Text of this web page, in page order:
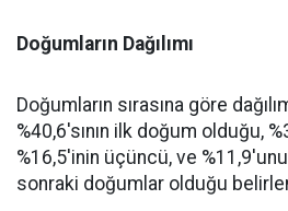
Doğumların Dağılımı
Doğumların sırasına göre
%40,6'sının ilk doğum olduğu,
%16,5'inin üçüncü, ve
sonraki doğumlar olduğu